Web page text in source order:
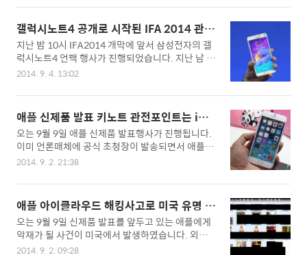
C 기반 제품에 채용되어질 전망인데요. 인텔 코어 M
프로세서의 장점과 앞으로 인텔 코어 M 프로세서가
적용되었거나 탑재될 제품들..
Accessory(MICA)”를 공개합니다. MICA 디자인은
오프닝 세레모니가, 기술적 엔지니어링은 인텔에서
담당하여 탄생한 콜라보레이션의 산물이며 여성 고
객을 타겟으로 한 패션 액세서리형 스마트 웨어러블
기기입니다. 일상적인 스타일과 잘 어울리는 여성용
액세서리인 MICA는 준보석(準寶石)과 워터 스네이
사회 생활을 보완하고 향상시키기 위해 여성들의 감
성을 사로잡는 IT 기술을 결합함으로써 패션과 기술
이 융합되는 웨어러..
갤럭시노트4 공개로 시작된 IFA 2014 관전
포인트 곡면 UHD TV, 웨어러블, 스마트홈
지난 밤 10시 IFA2014 개막에 앞서 삼성전자의 갤
럭시노트4 언팩 행사가 진행되었습니다. 지난 남 삼
성전자의 갤럭시노트4 언팩행사를 지켜보느라 설
노트4 공개는 이제 시작이고 내일(5일)부터 10일가
지 공식적으로 열리게되는 세계 최대 가전박람회인
IFA2014에서는 다양한 첨단가전 그리고 최신기술
을 담은 스마트 디바이스들이 새롭게 소개될 전망이
라 소비자들의 기대감이 고조되고 있는 상황입니다.
해가 갈 수록 전시규모가 커지고 있는 IFA는 올해 전
전시공간에서 1,440여 업체들이 참가하여 진행되
어 지는데 이중에서도 가장 먼저 갤럭시노트4를 공
개하면서 IFA의 이목을 집중시키고 있는 삼성전자
는 가장 큰..
2014. 9. 4. 13:02
애플 신제품 발표 키노트 관전포인트는 iOS
8, 아이폰6, 아이워치
오는 9월 9일 애플 신제품 발표행사가 진행됩니다.
이미 언론매체에 공식 초청장이 발송되면서 애플이
이번 행사를 통해 어떤 제품과 신기술을 발표할지
행사는 미국 현지시간으로 오는 9월 9일 오전 10시
에 진행 되므로 한국시간으로는 9월 10일 새벽 2시
가 되지만 국내에서도 많은 애플마니아분들이 잠 못
이루면서 애플 신제품 발표행사를 지켜볼 것으로 예
상되어 지는데요. 이번 애플 행사에서 발표가 예상
되는 애플의 신제품과 새로운 기술의 관전포인트는
2014. 9. 2. 21:38
애플 아이클라우드 해킹사고로 미국 유명 여
배우 누드사진 대량 유출
오는 9월 9일 신제품 발표를 앞두고 있는 애플에게
악재가 될 사건이 미국에서 발생하였습니다. 외신보
도에 따르면 미국 유명 여배우인 제니퍼 로렌스, 케
2014. 9. 2. 09:28